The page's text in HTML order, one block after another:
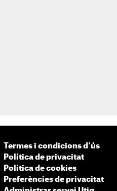
Termes i condicions d'ús
Política de privacitat
Política de cookies
Preferències de privacitat